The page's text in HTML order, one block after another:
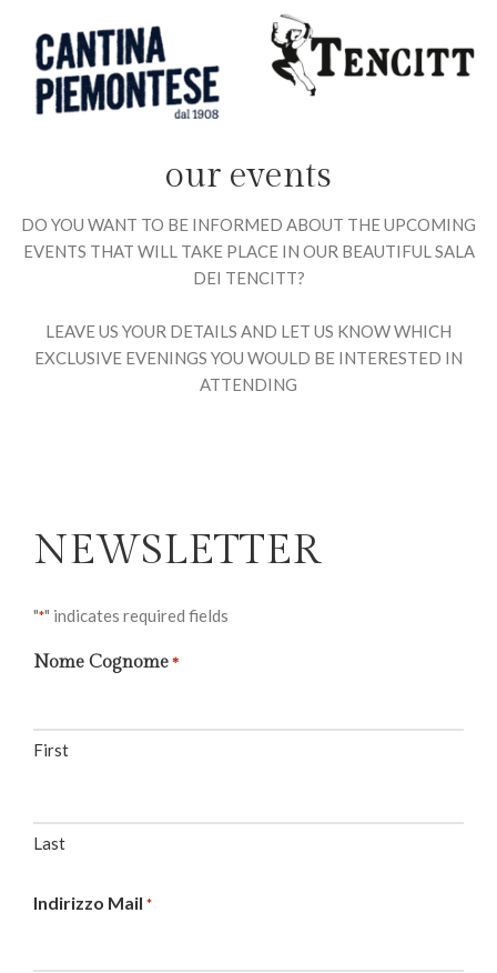
our events
DO YOU WANT TO BE INFORMED ABOUT THE UPCOMING
EVENTS THAT WILL TAKE PLACE IN OUR BEAUTIFUL SALA
DEI TENCITT?
LEAVE US YOUR DETAILS AND LET US KNOW WHICH
EXCLUSIVE EVENINGS YOU WOULD BE INTERESTED IN
ATTENDING
NEWSLETTER
"*" indicates required fields
Nome Cognome *
First
Last
Indirizzo Mail *